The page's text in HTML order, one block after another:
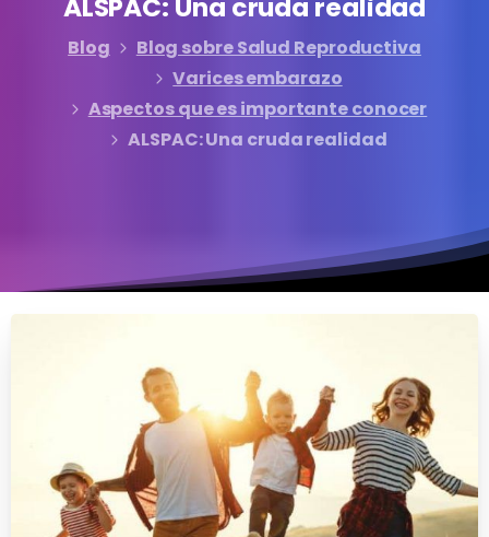
Blog
Blog sobre Salud Reproductiva
Varices embarazo
Aspectos que es importante conocer
ALSPAC: Una cruda realidad